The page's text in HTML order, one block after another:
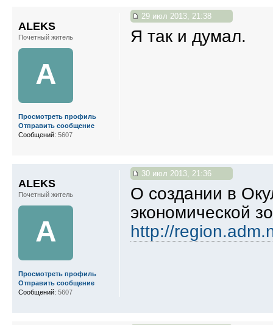
29 июл 2013, 21:38
Я так и думал.
ALEKS
Почетный житель
A
Просмотреть профиль
Отправить сообщение
Сообщений: 5607
30 июл 2013, 21:36
О создании в
экономической
http://
ALEKS
Почетный житель
A
Просмотреть профиль
Отправить сообщение
Сообщений: 5607